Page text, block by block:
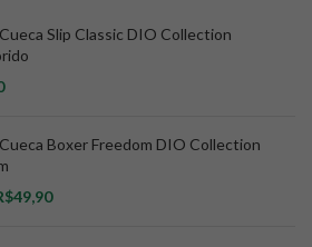
Slip Classic DIO Collection
Boxer Freedom DIO Collection
49,90